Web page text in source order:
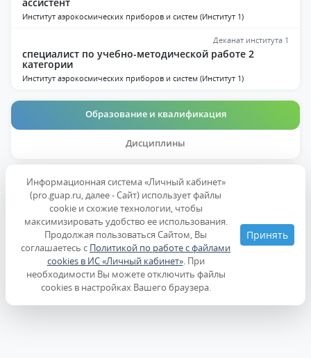
Институт аэрокосмических приборов и систем (Институт 1)
Деканат института 1
специалист по учебно-методической работе 2
категории
Институт аэрокосмических приборов и систем (Институт 1)
Образование и квалификация
Дисциплины
Образование
Информационная система «Личный кабинет»
(pro.guap.ru, далее - Сайт) использует файлы
cookie и схожие технологии, чтобы
максимизировать удобство ее использования.
Продолжая пользоваться Сайтом, Вы
соглашаетесь с Политикой по работе с файлами
cookies в ИС «Личный кабинет». При
необходимости Вы можете отключить файлы
cookies в настройках Вашего браузера.
Принять